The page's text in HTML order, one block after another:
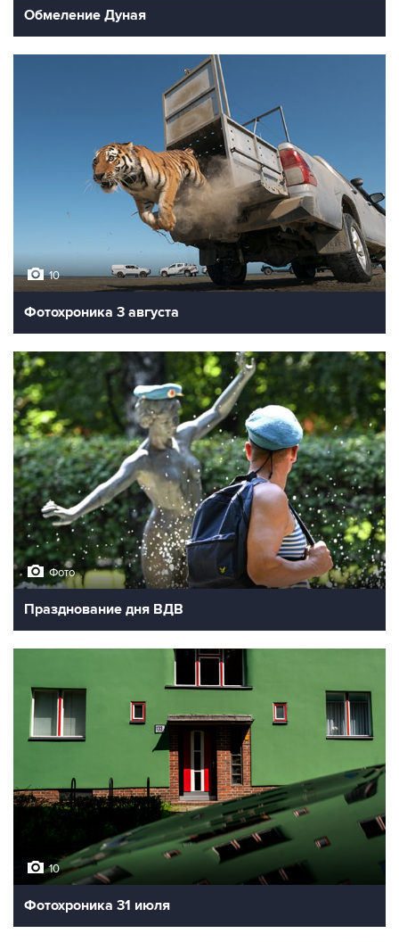
Обмеление Дуная
10
Фотохроника 3 августа
Фото
Празднование дня ВДВ
10
Фотохроника 31 июля